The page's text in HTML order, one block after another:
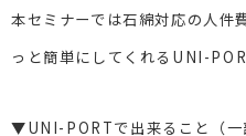
本セミナーでは石綿対応の人件
っと簡単にしてくれるUNI-
▼UNI-PORTで出来ること（一